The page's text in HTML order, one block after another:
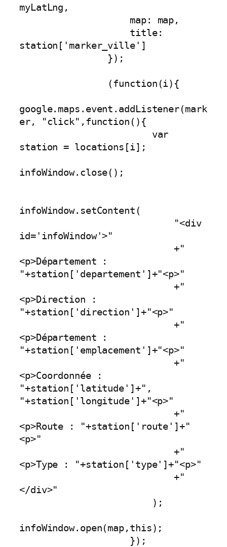
myLatLng,
station['marker_ville']
google.maps.event.addListener(mark
er, "click",function(){
station = locations[i];
infoWindow.close();
infoWindow.setContent(
id='infoWindow'>"
                            +"
<p>Département :
"+station['departement']+"<p>"
                            +"
<p>Direction :
"+station['direction']+"<p>"
                            +"
<p>Département :
"+station['emplacement']+"<p>"
                            +"
<p>Coordonnée :
"+station['latitude']+",
"+station['longitude']+"<p>"
                            +"
<p>Route : "+station['route']+"
<p>"
                            +"
<p>Type : "+station['type']+"<p>"
                            +"
</div>"
infoWindow.open(map,this);